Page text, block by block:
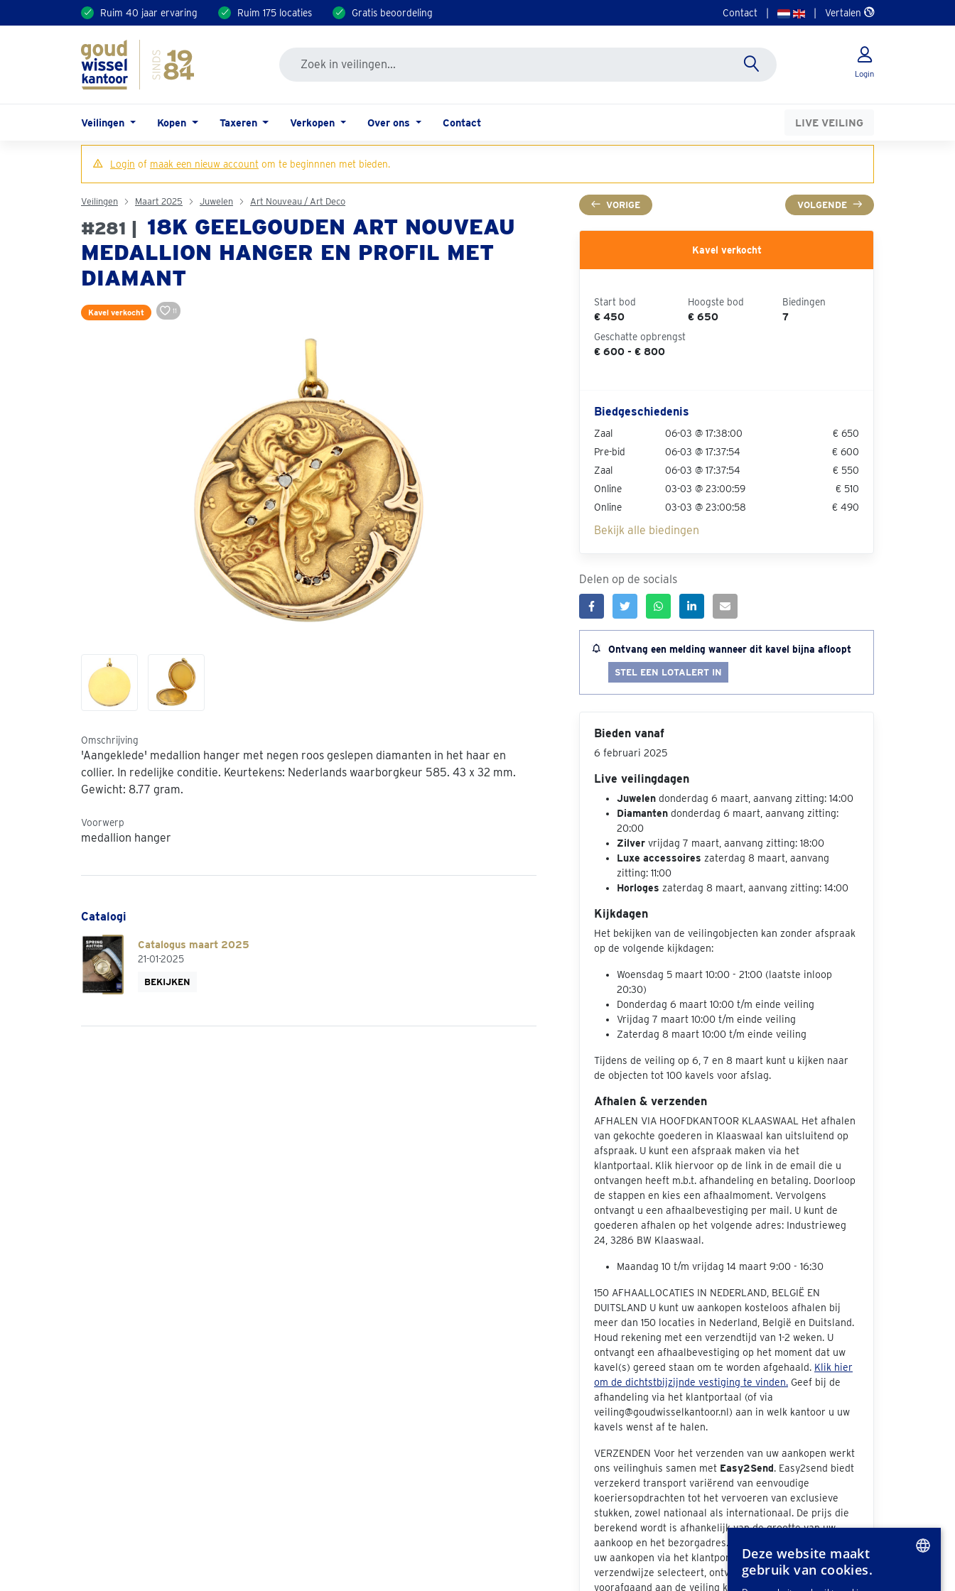
Ruim 40 jaar ervaring Ruim 175 locaties Gratis beoordeling Contact Vertalen
Login
Veilingen Kopen Taxeren Verkopen Over ons Contact LIVE VEILING
Login of maak een nieuw account om te beginnnen met bieden.
VORIGE VOLGENDE
Veilingen Maart 2025 Juwelen Art Nouveau / Art Deco
#281 |
18K GEELGOUDEN ART NOUVEAU
MEDALLION HANGER EN PROFIL MET
DIAMANT
Kavel verkocht 11
Omschrijving
'Aangeklede' medallion hanger met negen roos geslepen diamanten in het haar en
collier. In redelijke conditie. Keurtekens: Nederlands waarborgkeur 585. 43 x 32 mm.
Gewicht: 8.77 gram.
Voorwerp
medallion hanger
Catalogi
Catalogus maart 2025
21-01-2025
BEKIJKEN
Kavel verkocht
Start bod
€ 450
Hoogste bod
€ 650
Biedingen
7
Geschatte opbrengst
€ 600 - € 800
Biedgeschiedenis
Zaal 06-03 @ 17:38:00
€ 650
Pre-bid
06-03 @ 17:37:54
€ 600
Zaal
06-03 @ 17:37:54
€ 550
Online
03-03 @ 23:00:59
€ 510
Online
03-03 @ 23:00:58 € 490
Bekijk alle biedingen
Delen op de socials
Ontvang een melding wanneer dit kavel bijna afloopt
STEL EEN LOTALERT IN
Bieden vanaf
6 februari 2025
Live veilingdagen
Juwelen donderdag 6 maart, aanvang zitting: 14:00
Diamanten donderdag 6 maart, aanvang zitting:
20:00
Zilver vrijdag 7 maart, aanvang zitting: 18:00
Luxe accessoires zaterdag 8 maart, aanvang
zitting: 11:00
Horloges zaterdag 8 maart, aanvang zitting: 14:00
Kijkdagen
Het bekijken van de veilingobjecten kan zonder afspraak
op de volgende kijkdagen:
Woensdag 5 maart 10:00 - 21:00 (laatste inloop
20:30)
Donderdag 6 maart 10:00 t/m einde veiling
Vrijdag 7 maart 10:00 t/m einde veiling
Zaterdag 8 maart 10:00 t/m einde veiling
Tijdens de veiling op 6, 7 en 8 maart kunt u kijken naar
de objecten tot 100 kavels voor afslag.
Afhalen & verzenden
AFHALEN VIA HOOFDKANTOOR KLAASWAAL Het afhalen
van gekochte goederen in Klaaswaal kan uitsluitend op
afspraak. U kunt een afspraak maken via het
klantportaal. Klik hiervoor op de link in de email die u
ontvangen heeft m.b.t. afhandeling en betaling. Doorloop
de stappen en kies een afhaalmoment. Vervolgens
ontvangt u een afhaalbevestiging per mail. U kunt de
goederen afhalen op het volgende adres: Industrieweg
24, 3286 BW Klaaswaal.
Maandag 10 t/m vrijdag 14 maart 9:00 - 16:30
150 AFHAALLOCATIES IN NEDERLAND, BELGIË EN
DUITSLAND U kunt uw aankopen kosteloos afhalen bij
meer dan 150 locaties in Nederland, België en Duitsland.
Houd rekening met een verzendtijd van 1-2 weken. U
ontvangt een afhaalbevestiging op het moment dat uw
kavel(s) gereed staan om te worden afgehaald. Klik hier
om de dichtstbijzijnde vestiging te vinden. Geef bij de
afhandeling via het klantportaal (of via
veiling@goudwisselkantoor.nl) aan in welk kantoor u uw
kavels wenst af te halen.
VERZENDEN Voor het verzenden van uw aankopen werkt
ons veilinghuis samen met Easy2Send. Easy2send biedt
verzekerd transport variërend van eenvoudige
koeriersopdrachten tot het vervoeren van exclusieve
stukken, zowel nationaal als internationaal. De prijs die
berekend wordt is afhankelijk van de grootte van uw
aankoop en het bezorgadres. Als u bij de afhandeling van
uw aankopen via het klantportaal "Easy2Send" als
verzendwijze selecteert, ontvangt u een offerte. Ook
voorafgaand aan de veiling kunt u vrijblijvend een
Deze website maakt
gebruik van cookies.